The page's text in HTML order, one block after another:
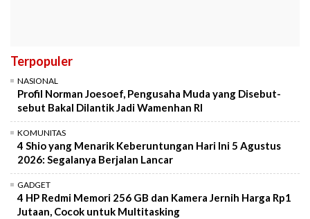
Terpopuler
NASIONAL
Profil Norman Joesoef, Pengusaha Muda yang Disebut-
sebut Bakal Dilantik Jadi Wamenhan RI
KOMUNITAS
4 Shio yang Menarik Keberuntungan Hari Ini 5 Agustus
2026: Segalanya Berjalan Lancar
GADGET
4 HP Redmi Memori 256 GB dan Kamera Jernih Harga Rp1
Jutaan, Cocok untuk Multitasking